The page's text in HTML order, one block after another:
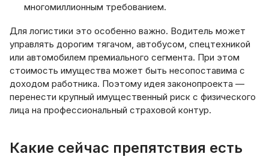
многомиллионным требованием.
Для логистики это особенно важно. Водитель может
управлять дорогим тягачом, автобусом, спецтехникой
или автомобилем премиального сегмента. При этом
стоимость имущества может быть несопоставима с
доходом работника. Поэтому идея законопроекта —
перенести крупный имущественный риск с физического
лица на профессиональный страховой контур.
Какие сейчас препятствия есть